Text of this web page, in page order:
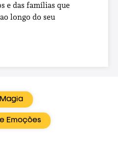
e das famílias que
longo do seu
Emoções